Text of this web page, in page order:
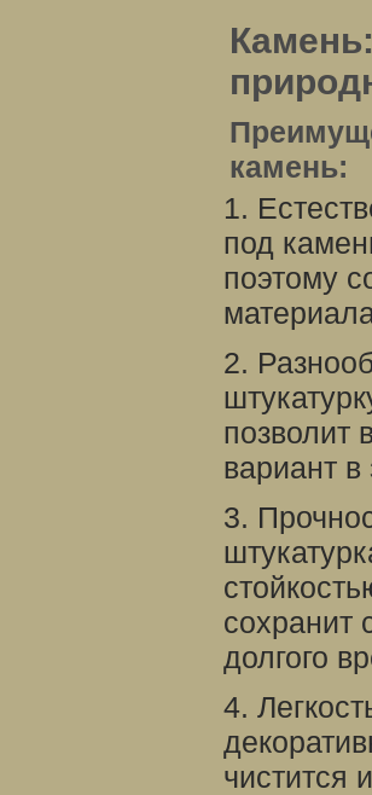
камень:
1.
под
поэтому
2.
позволит
вариант в
3.
сохранит
долгого
4.
чистится